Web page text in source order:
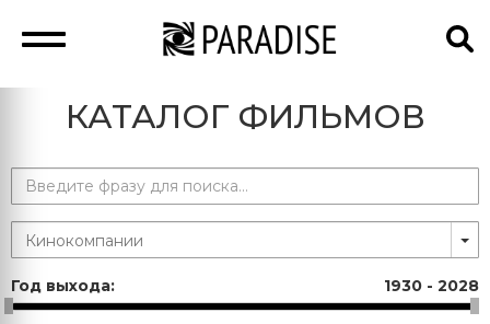
КАТАЛОГ ФИЛЬМОВ
Год выхода: 1930 - 2028